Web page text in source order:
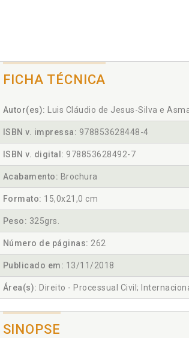
FICHA TÉCNICA
Autor(es): Luis Cláudio de Jesus-Silva e
ISBN v. impressa: 978853628448-4
ISBN v. digital: 978853628492-7
Acabamento: Brochura
Formato: 15,0x21,0 cm
Peso: 325grs.
Número de páginas: 262
Publicado em: 13/11/2018
Área(s): Direito - Processual Civil;
SINOPSE